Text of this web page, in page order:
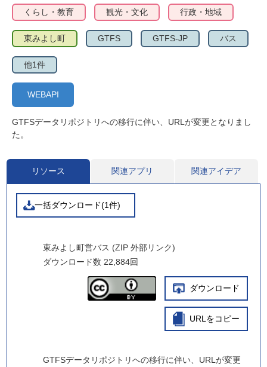
くらし・教育 観光・文化 行政・地域
東みよし町 GTFS GTFS-JP バス
他1件
WEBAPI
GTFSデータリポジトリへの移行に伴い、URLが変更となりまし
た。
リソース 関連アプリ 関連アイデア
一括ダウンロード(1件)
東みよし町営バス (ZIP 外部リンク)
ダウンロード数 22,884回
ダウンロード
URLをコピー
GTFSデータリポジトリへの移行に伴い、URLが変更